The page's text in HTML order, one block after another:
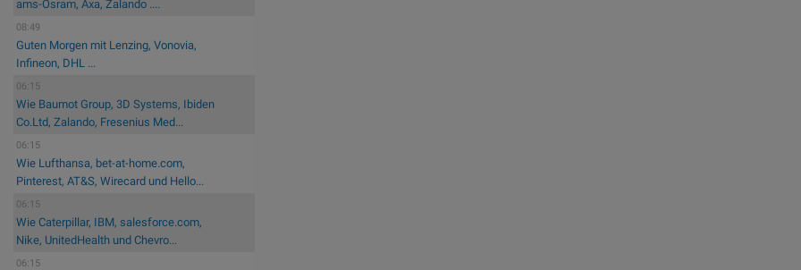
ams-Osram, Axa, Zalando ....
08:49
Guten Morgen mit Lenzing, Vonovia,
Infineon, DHL ...
06:15
Wie Baumot Group, 3D Systems, Ibiden
Co.Ltd, Zalando, Fresenius Med...
06:15
Wie Lufthansa, bet-at-home.com,
Pinterest, AT&S, Wirecard und Hello...
06:15
Wie Caterpillar, IBM, salesforce.com,
Nike, UnitedHealth und Chevro...
06:15